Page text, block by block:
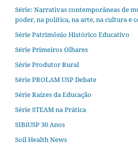
Série: Narrativas contemporâneas de
poder, na política, na arte, na cultura e
Série Patrimônio Histórico Educativo
Série Primeiros Olhares
Série Produtor Rural
Série PROLAM USP Debate
Série Raízes da Educação
Série STEAM na Prática
SIBiUSP 30 Anos
Soil Health News